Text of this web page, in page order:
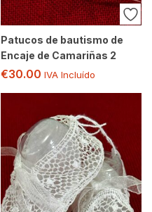
Patucos de bautismo de
Encaje de Camariñas 2
€30.00 IVA Incluído